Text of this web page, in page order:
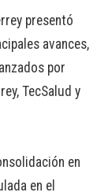
presentó
avances,
por
TecSalud y
en
en el